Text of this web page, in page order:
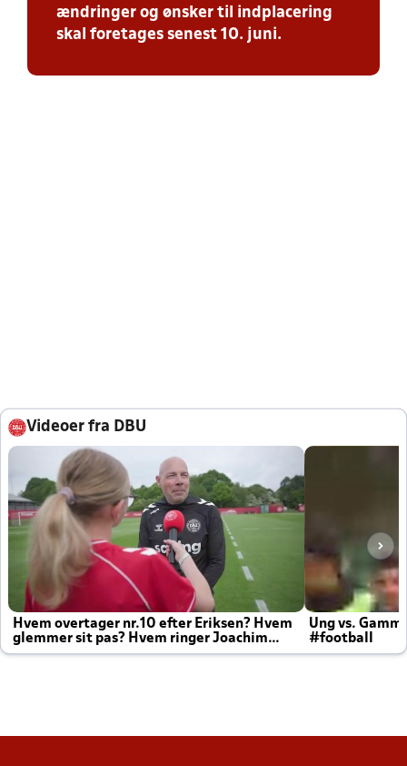
ændringer og ønsker til indplacering
skal foretages senest 10. juni.
Videoer fra DBU
Hvem overtager nr.10 efter Eriksen? Hvem
glemmer sit pas? Hvem ringer Joachim
altid til efter kampe?
Ung vs.
#football